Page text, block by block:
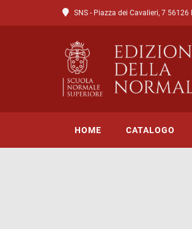
SNS - Piazza dei Cavalieri, 7 56126
HOME CATALOGO